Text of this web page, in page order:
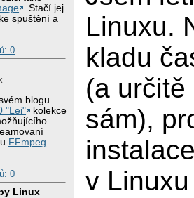
. Stačí jej
spuštění a
0
blogu
"Lei"
kolekce
FFmpeg
0
Linux
Linuxu.
kladu
(a určitě
sám),
v